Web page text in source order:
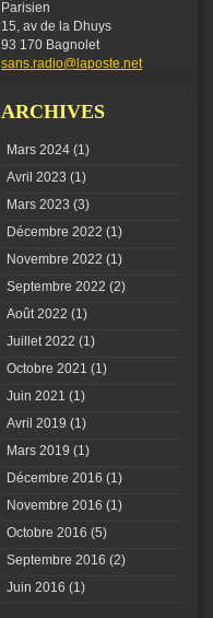
Parisien
15, av de la Dhuys
93 170 Bagnolet
sans.radio@laposte.net
ARCHIVES
Mars 2024 (1)
Avril 2023 (1)
Mars 2023 (3)
Décembre 2022 (1)
Novembre 2022 (1)
Septembre 2022 (2)
Août 2022 (1)
Juillet 2022 (1)
Octobre 2021 (1)
Juin 2021 (1)
Avril 2019 (1)
Mars 2019 (1)
Décembre 2016 (1)
Novembre 2016 (1)
Octobre 2016 (5)
Septembre 2016 (2)
Juin 2016 (1)